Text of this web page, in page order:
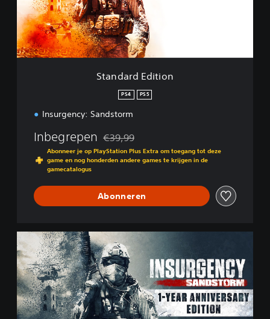
E
d
i
t
Standard Edition
PS4 PS5
Insurgency: Sandstorm
Inbegrepen Korting ten opzichte van de
€39,99
Abonneer je op PlayStation Plus Extra om toegang tot deze
game en nog honderden andere games te krijgen in de
gamecatalogus
Abonneren
1
-
Y
e
a
r
A